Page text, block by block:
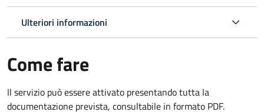
Ulteriori informazioni
Come fare
Il servizio può essere attivato presentando tutta la
documentazione prevista, consultabile in formato PDF.